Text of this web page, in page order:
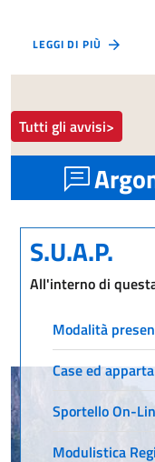
LEGGI DI PIÙ
Tutti gli avvisi>
S.U.A.P.
All'interno di
Modalità
Case ed
Sportello On-
Modulistica